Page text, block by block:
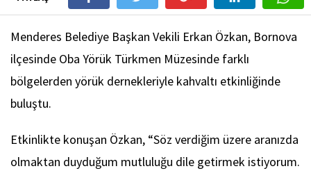
Menderes Belediye Başkan Vekili Erkan Özkan, Bornova
ilçesinde Oba Yörük Türkmen Müzesinde farklı
bölgelerden yörük dernekleriyle kahvaltı etkinliğinde
buluştu.
Etkinlikte konuşan Özkan, “Söz verdiğim üzere aranızda
olmaktan duyduğum mutluluğu dile getirmek istiyorum.